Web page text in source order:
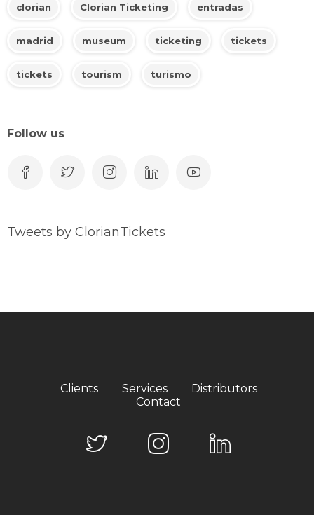
clorian Clorian Ticketing entradas
madrid museum ticketing tickets
tickets tourism turismo
Follow us
Tweets by ClorianTickets
Clients Services
Distributors
Contact